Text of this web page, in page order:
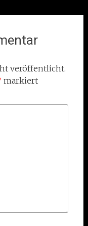
veröffentlicht.
markiert